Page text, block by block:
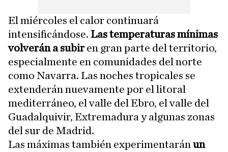
El miércoles el calor continuará
intensificándose. Las temperaturas mínimas
volverán a subiren gran parte del territorio,
especialmente en comunidades del norte
como Navarra. Las noches tropicales se
extenderán nuevamente por el litoral
mediterráneo, el valle del Ebro, el valle del
Guadalquivir, Extremadura y algunas zonas
del sur de Madrid.
Las máximas también experimentarán un